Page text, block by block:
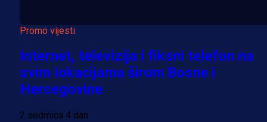
Promo vijesti
Internet, televizija i fiksni telefon na
svim lokacijama širom Bosne i
Hercegovine
2 sedmica 4 dan